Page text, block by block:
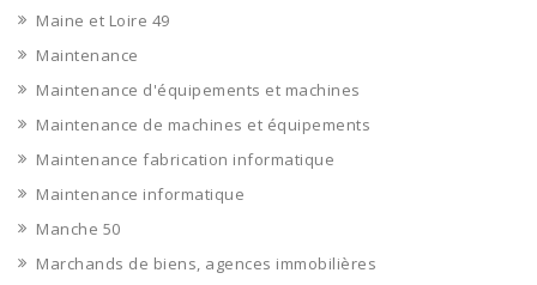
Maine et Loire 49
Maintenance
Maintenance d'équipements et machines
Maintenance de machines et équipements
Maintenance fabrication informatique
Maintenance informatique
Manche 50
Marchands de biens, agences immobilières